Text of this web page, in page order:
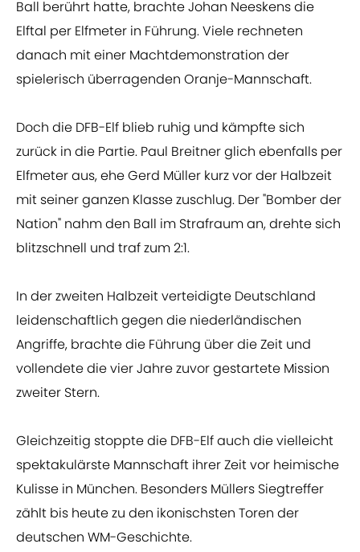
Ball berührt hatte, brachte Johan Neeskens die
Elftal per Elfmeter in Führung. Viele rechneten
danach mit einer Machtdemonstration der
spielerisch überragenden Oranje-Mannschaft.
Doch die DFB-Elf blieb ruhig und kämpfte sich
zurück in die Partie. Paul Breitner glich ebenfalls per
Elfmeter aus, ehe Gerd Müller kurz vor der Halbzeit
mit seiner ganzen Klasse zuschlug. Der "Bomber der
Nation" nahm den Ball im Strafraum an, drehte sich
blitzschnell und traf zum 2:1.
In der zweiten Halbzeit verteidigte Deutschland
leidenschaftlich gegen die niederländischen
Angriffe, brachte die Führung über die Zeit und
vollendete die vier Jahre zuvor gestartete Mission
zweiter Stern.
Gleichzeitig stoppte die DFB-Elf auch die vielleicht
spektakulärste Mannschaft ihrer Zeit vor heimische
Kulisse in München. Besonders Müllers Siegtreffer
zählt bis heute zu den ikonischsten Toren der
deutschen WM-Geschichte.